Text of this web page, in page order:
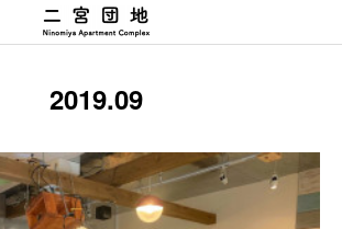
2019.09